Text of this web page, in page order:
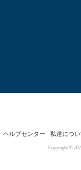
ヘルプセンター 私達につい
Copyright ©